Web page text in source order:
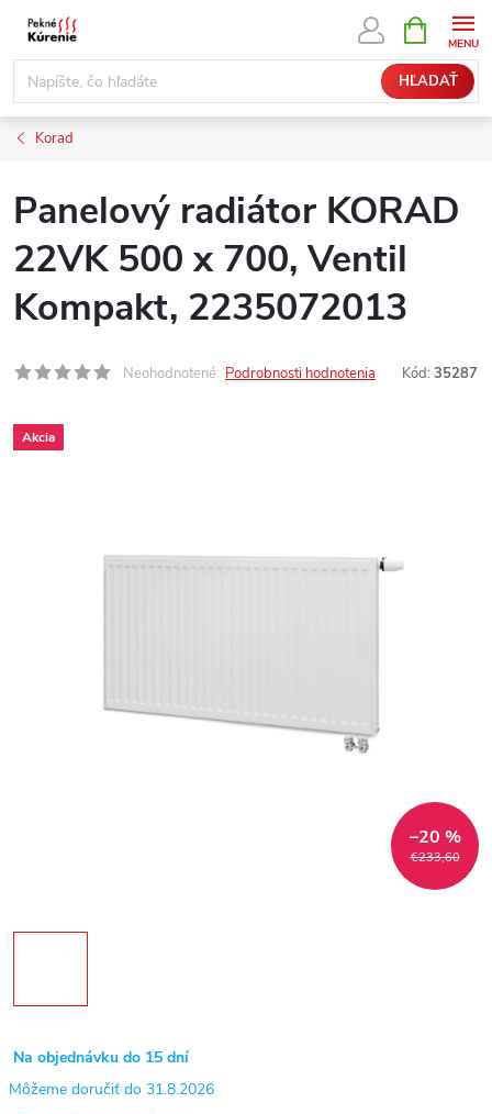
Prejsť
obsah
HĽADAŤ
KOŠÍK
Korad
Panelový radiátor KORAD
22VK 500 x 700, Ventil
Kompakt, 2235072013
Neohodnotené Podrobnosti hodnotenia Kód: 35287
Akcia
€233,60
–20 %
Na objednávku do 15 dní
31.8.2026